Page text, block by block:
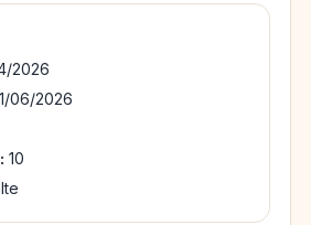
2026
06/2026
10